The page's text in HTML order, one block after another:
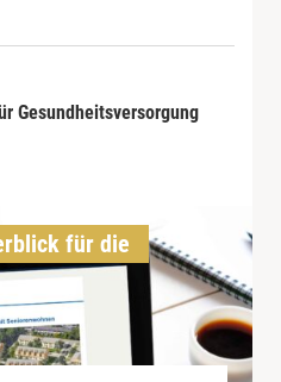
Gesundheitsversorgung
für die